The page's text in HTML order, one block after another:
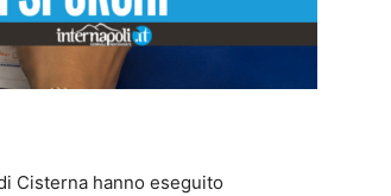
Cisterna hanno eseguito